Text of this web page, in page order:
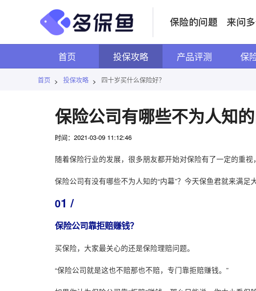
首页 投保攻略 产品评测 保
首页 > 投保攻略 > 四十岁买什么保险好？
保险公司有哪些不为人知的
时间：2021-03-09 11:12:46
随着保险行业的发展，很多朋友都开始对保险有了一定的重视
保险公司有没有哪些不为人知的“内幕”？今天保鱼君就来满足
01 /
保险公司靠拒赔赚钱？
买保险，大家最关心的还是保险理赔问题。
“保险公司就是这也不赔那也不赔，专门靠拒赔赚钱。”